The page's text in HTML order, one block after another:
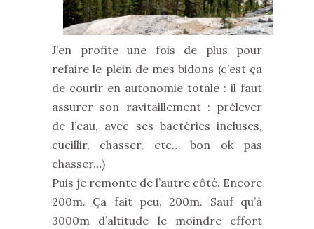
J’en profite une fois de plus pour
refaire le plein de mes bidons (c’est ça
de courir en autonomie totale : il faut
assurer son ravitaillement : prélever
de l’eau, avec ses bactéries incluses,
cueillir, chasser, etc… bon ok pas
chasser…)
Puis je remonte de l’autre côté. Encore
200m. Ça fait peu, 200m. Sauf qu’à
3000m d’altitude le moindre effort